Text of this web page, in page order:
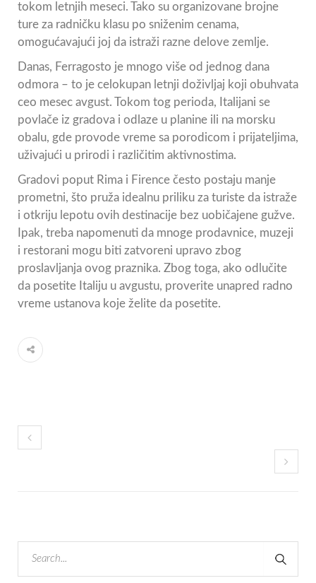
tokom letnjih meseci. Tako su organizovane brojne
ture za radničku klasu po sniženim cenama,
omogućavajući joj da istraži razne delove zemlje.
Danas, Ferragosto je mnogo više od jednog dana
odmora – to je celokupan letnji doživljaj koji obuhvata
ceo mesec avgust. Tokom tog perioda, Italijani se
povlače iz gradova i odlaze u planine ili na morsku
obalu, gde provode vreme sa porodicom i prijateljima,
uživajući u prirodi i različitim aktivnostima.
Gradovi poput Rima i Firence često postaju manje
prometni, što pruža idealnu priliku za turiste da istraže
i otkriju lepotu ovih destinacije bez uobičajene gužve.
Ipak, treba napomenuti da mnoge prodavnice, muzeji
i restorani mogu biti zatvoreni upravo zbog
proslavljanja ovog praznika. Zbog toga, ako odlučite
da posetite Italiju u avgustu, proverite unapred radno
vreme ustanova koje želite da posetite.